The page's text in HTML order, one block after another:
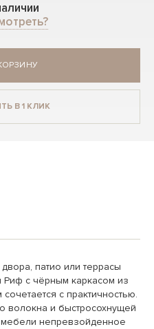
В 1 КЛИК
патио или террасы
Риф с чёрным каркасом из
с практичностью.
волокна и быстросохнущей
мебели непревзойденное